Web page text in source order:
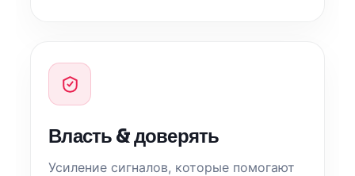
Власть & доверять
Усиление сигналов, которые помогают